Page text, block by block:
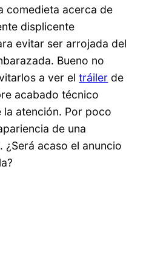
comedieta acerca de
displicente
evitar ser arrojada del
Bueno no
a ver eltráiler de
acabado técnico
la atención. Por poco
de una
¿Será acaso el anuncio